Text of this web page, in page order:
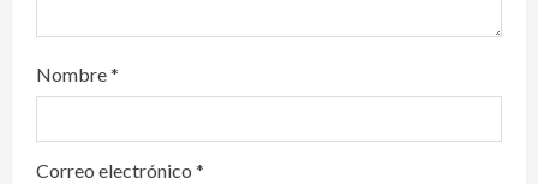
Nombre*
Correo electrónico *